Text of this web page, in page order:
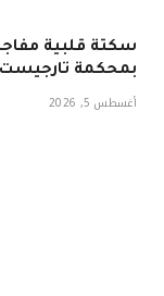
سكتة قلبية
بمحكمة تارجيست
أغسطس 5, 2026